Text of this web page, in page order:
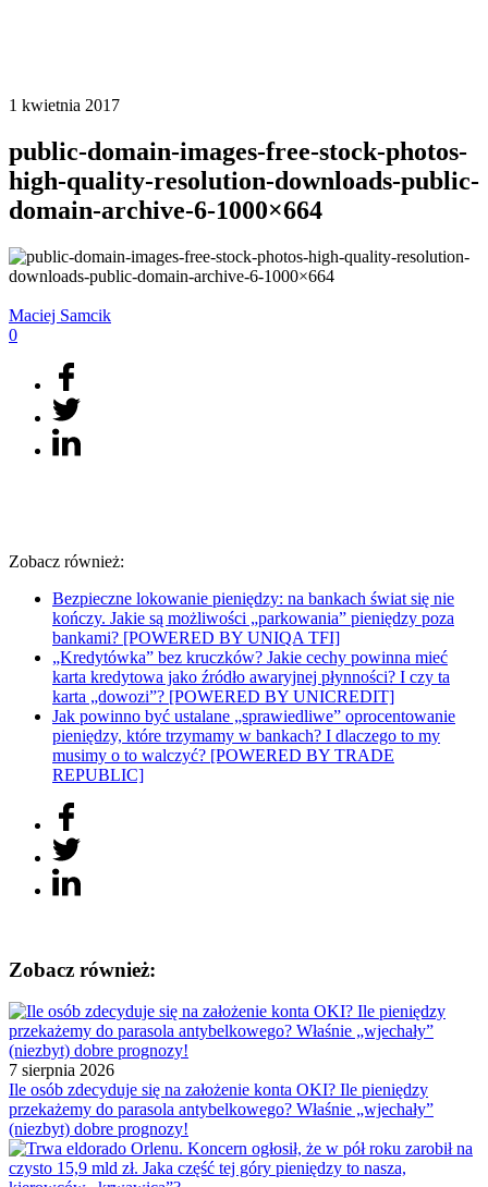
1 kwietnia 2017
public-domain-images-free-stock-photos-
high-quality-resolution-downloads-public-
domain-archive-6-1000×664
Maciej Samcik
0
Zobacz również:
Bezpieczne lokowanie pieniędzy: na bankach świat się nie
kończy. Jakie są możliwości „parkowania” pieniędzy poza
bankami? [POWERED BY UNIQA TFI]
„Kredytówka” bez kruczków? Jakie cechy powinna mieć
karta kredytowa jako źródło awaryjnej płynności? I czy ta
karta „dowozi”? [POWERED BY UNICREDIT]
Jak powinno być ustalane „sprawiedliwe” oprocentowanie
pieniędzy, które trzymamy w bankach? I dlaczego to my
musimy o to walczyć? [POWERED BY TRADE
REPUBLIC]
Zobacz również:
7 sierpnia 2026
Ile osób zdecyduje się na założenie konta OKI? Ile pieniędzy
przekażemy do parasola antybelkowego? Właśnie „wjechały”
(niezbyt) dobre prognozy!